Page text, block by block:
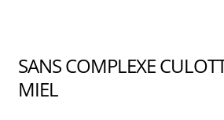
SANS COMPLEXE
MIEL